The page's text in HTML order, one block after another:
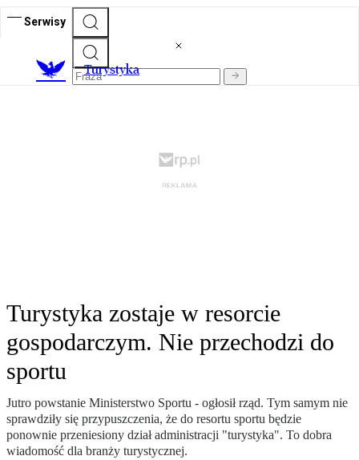
Serwisy
Turystyka
Turystyka zostaje w resorcie
gospodarczym. Nie przechodzi do
sportu
Jutro powstanie Ministerstwo Sportu - ogłosił rząd. Tym samym nie
sprawdziły się przypuszczenia, że do resortu sportu będzie
ponownie przeniesiony dział administracji "turystyka". To dobra
wiadomość dla branży turystycznej.